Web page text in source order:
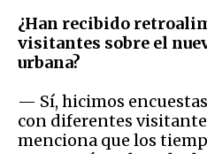
¿Han recibido
visitantes sobre el
urbana?
— Sí, hicimos
con diferentes
menciona que los